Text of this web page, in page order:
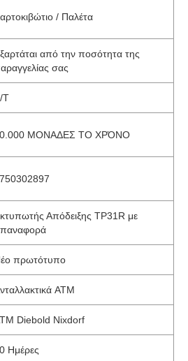
/ Παλέτα
από την ποσότητα της
σας
T
ΜΟΝΑΔΕΣ ΤΟ ΧΡΌΝΟ
Απόδειξης TP31R με
πρωτότυπο
ATM
Diebold Nixdorf
Ημέρες